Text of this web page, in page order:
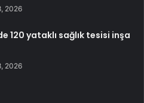
2026
120 yataklı sağlık tesisi inşa
2026